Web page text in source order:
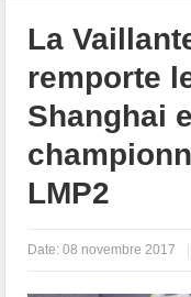
La
remporte
Shanghai
LMP2
Date:08 novembre 2017 |